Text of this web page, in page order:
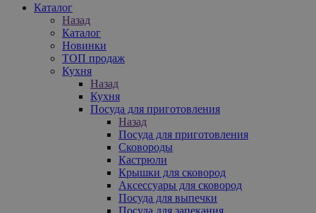
Каталог
Назад
Каталог
Новинки
ТОП продаж
Кухня
Назад
Кухня
Посуда для приготовления
Назад
Посуда для приготовления
Сковороды
Кастрюли
Крышки для сковород
Аксессуары для сковород
Посуда для выпечки
Посуда для запекания